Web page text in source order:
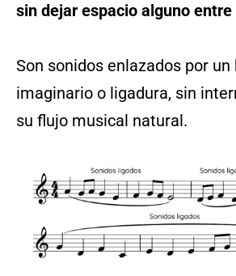
sin dejar espacio alguno entre
Son sonidos enlazados por
imaginario o ligadura, sin
su flujo musical natural.